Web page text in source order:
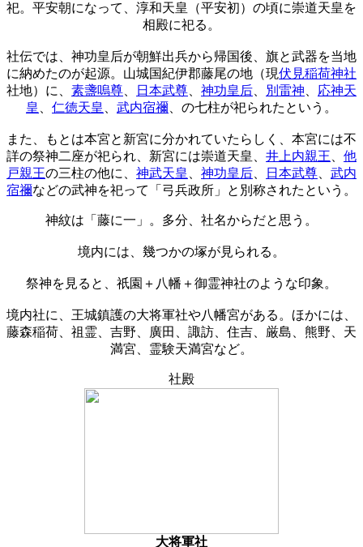
祀。平安朝になって、淳和天皇（平安初）の頃に崇道天皇を
相殿に祀る。
社伝では、神功皇后が朝鮮出兵から帰国後、旗と武器を当地
に納めたのが起源。山城国紀伊郡藤尾の地（現伏見稲荷神社
社地）に、 素盞嗚尊 日本武尊 神功皇后 別雷神
応神天
皇
仁徳天皇 武内宿禰 、の七柱が祀られたという。
また、もとは本宮と新宮に分かれていたらしく、本宮には不
詳の祭神二座が祀られ、新宮には崇道天皇、 井上内親王
他
戸親王の三柱の他に、 神武天皇 神功皇后 日本武尊
武内
宿禰などの武神を祀って「弓兵政所」と別称されたという。
神紋は「藤に一」。多分、社名からだと思う。
境内には、幾つかの塚が見られる。
祭神を見ると、祇園＋八幡＋御霊神社のような印象。
境内社に、王城鎮護の大将軍社や八幡宮がある。ほかには、
藤森稲荷、祖霊、吉野、廣田、諏訪、住吉、厳島、熊野、天
満宮、霊験天満宮など。
社殿
大将軍社